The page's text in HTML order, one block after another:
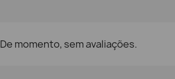
De momento, sem avaliações.